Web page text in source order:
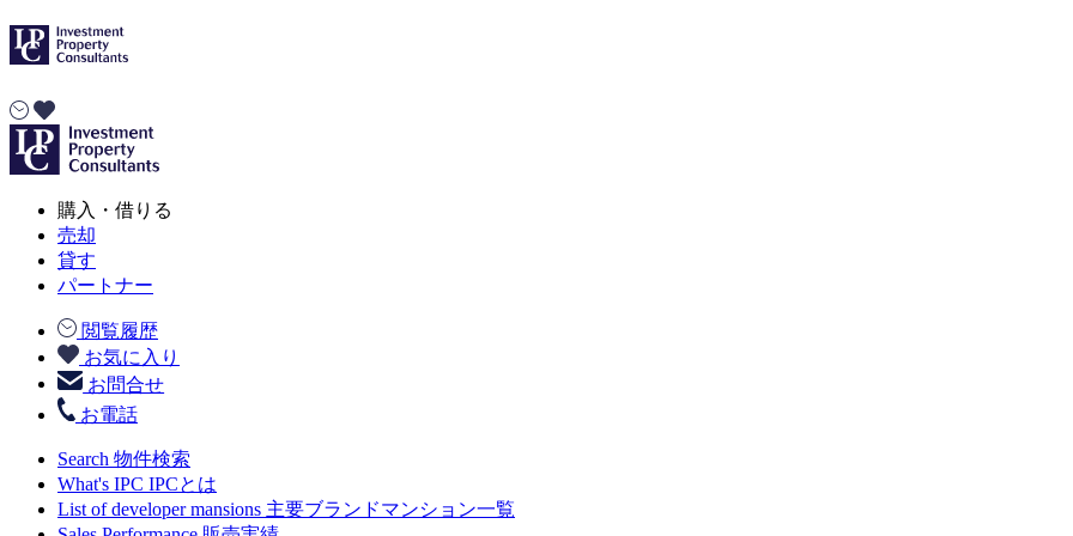
購入・借りる
売却
貸す
パートナー
閲覧履歴
お気に入り
お問合せ
お電話
Search 物件検索
What's IPC IPCとは
List of developer mansions 主要ブランドマンション一覧